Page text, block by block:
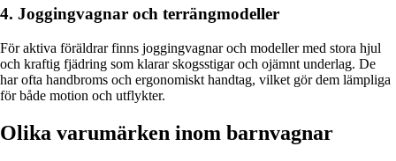
4. Joggingvagnar och terrängmodeller
För aktiva föräldrar finns joggingvagnar och modeller med stora hjul
och kraftig fjädring som klarar skogsstigar och ojämnt underlag. De
har ofta handbroms och ergonomiskt handtag, vilket gör dem lämpliga
för både motion och utflykter.
Olika varumärken inom barnvagnar